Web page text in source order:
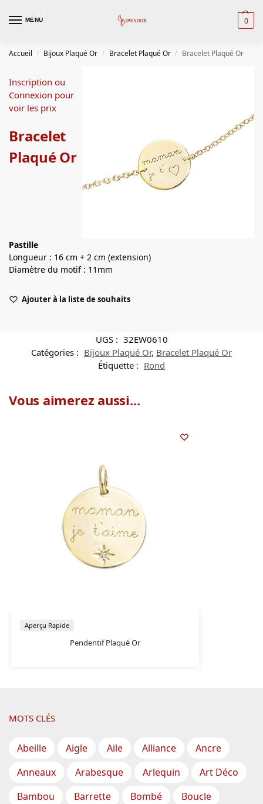
MENU 0
Accueil / Bijoux Plaqué Or / Bracelet Plaqué Or / Bracelet Plaqué Or
Inscription ou
Connexion pour
voir les prix
Bracelet
Plaqué Or
Pastille
Longueur : 16 cm + 2 cm (extension)
Diamètre du motif : 11mm
Ajouter à la liste de souhaits
UGS : 32EW0610
Catégories : Bijoux Plaqué Or, Bracelet Plaqué Or
Étiquette : Rond
Vous aimerez aussi...
Pendentif Plaqué Or
Aperçu Rapide
MOTS CLÉS
Abeille Aigle Aile Alliance
Ancre
Anneaux
Arabesque Arlequin
Art Déco
Bambou
Barrette Bombé
Boucle